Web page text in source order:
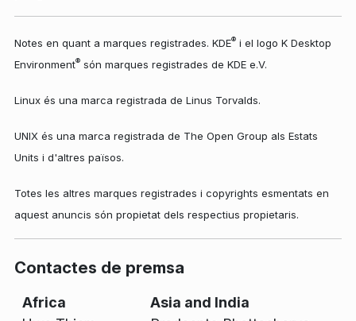
Notes en quant a marques registrades. KDE® i el logo K Desktop
Environment® són marques registrades de KDE e.V.
Linux és una marca registrada de Linus Torvalds.
UNIX és una marca registrada de The Open Group als Estats
Units i d'altres països.
Totes les altres marques registrades i copyrights esmentats en
aquest anuncis són propietat dels respectius propietaris.
Contactes de premsa
Africa
Asia and India